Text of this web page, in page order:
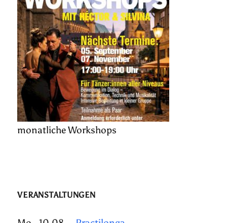
monatliche Workshops
VERANSTALTUNGEN